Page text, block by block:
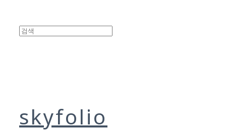
skyfolio